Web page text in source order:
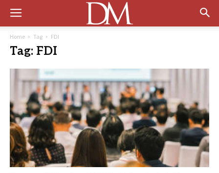
Home Tag FDI
Tag: FDI